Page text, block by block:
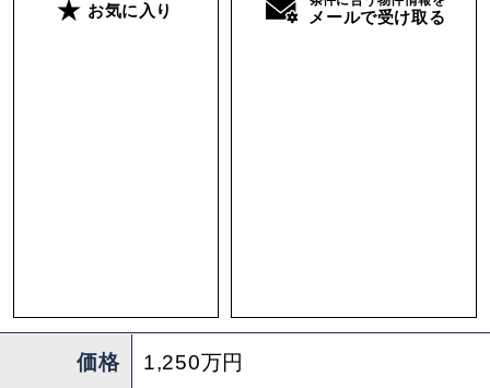
お気に入り メールで受け取る
価格
1,250万円